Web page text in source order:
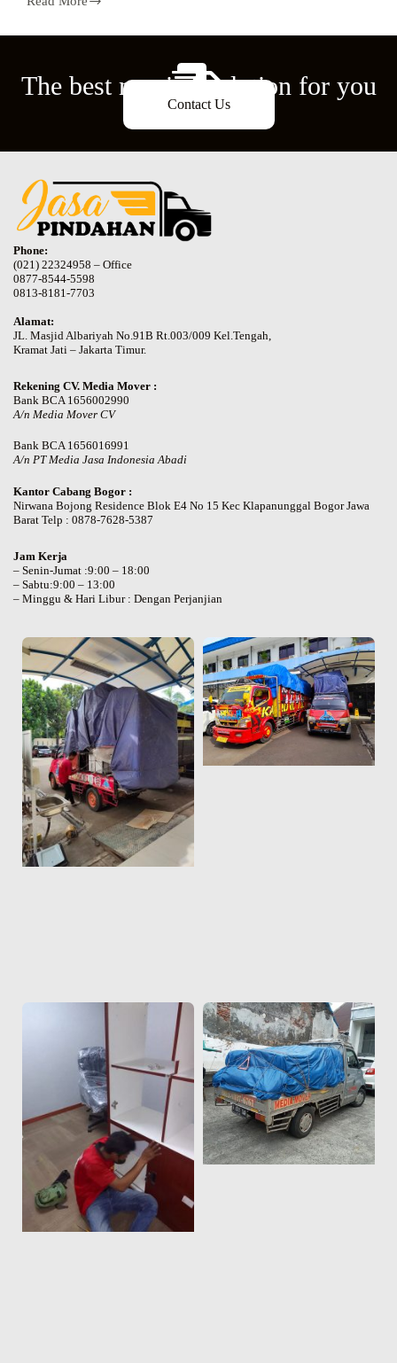
The best moving solution for you
Contact Us
Phone:
(021) 22324958 – Office
0877-8544-5598
0813-8181-7703
Alamat:
JL. Masjid Albariyah No.91B Rt.003/009 Kel.Tengah,
Kramat Jati – Jakarta Timur.
Rekening CV. Media Mover :
Bank BCA 1656002990
A/n Media Mover CV
Bank BCA 1656016991
A/n PT Media Jasa Indonesia Abadi
Kantor Cabang Bogor :
Nirwana Bojong Residence Blok E4 No 15 Kec Klapanunggal Bogor Jawa
Barat Telp : 0878-7628-5387
Jam Kerja
– Senin-Jumat :9:00 – 18:00
– Sabtu:9:00 – 13:00
– Minggu & Hari Libur : Dengan Perjanjian